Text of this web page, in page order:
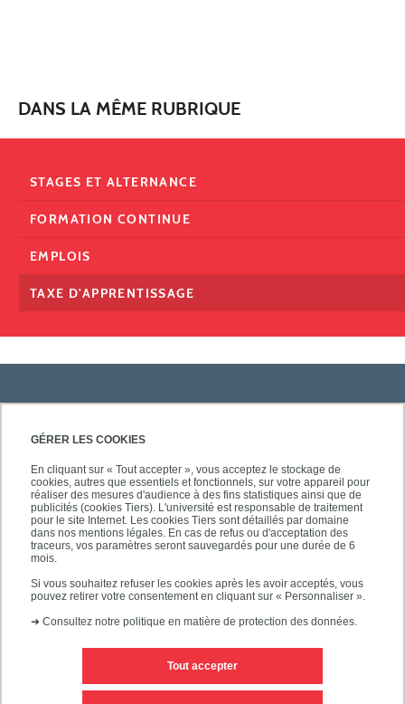
GÉRER LES COOKIES
En cliquant sur « Tout accepter », vous acceptez le stockage de
cookies, autres que essentiels et fonctionnels, sur votre appareil pour
réaliser des mesures d'audience à des fins statistiques ainsi que de
publicités (cookies Tiers). L'université est responsable de traitement
pour le site Internet. Les cookies Tiers sont détaillés par domaine
dans nos mentions légales. En cas de refus ou d'acceptation des
traceurs, vos paramètres seront sauvegardés pour une durée de 6
mois.
Si vous souhaitez refuser les cookies après les avoir acceptés, vous
pouvez retirer votre consentement en cliquant sur « Personnaliser ».
➜ Consultez notre politique en matière de protection des données.
Tout accepter
DANS LA MÊME RUBRIQUE
STAGES ET ALTERNANCE
FORMATION CONTINUE
EMPLOIS
TAXE D'APPRENTISSAGE
PRATIQUE
ACCÈS RAPIDES
SUIVEZ-NOUS